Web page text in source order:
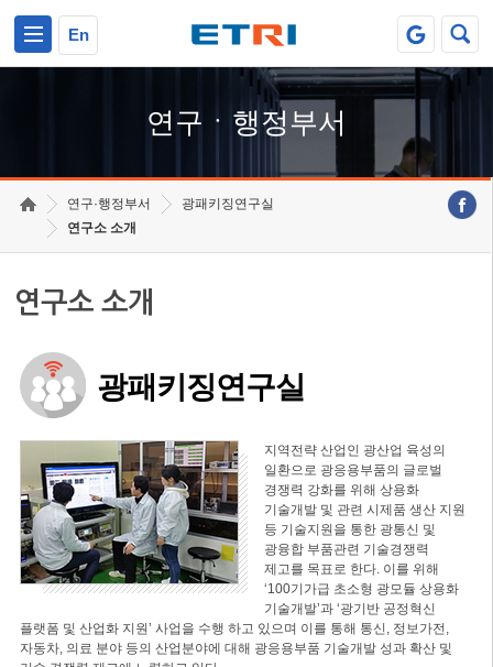
En
연구ㆍ행정부서
연구·행정부서
광패키징연구실
연구소 소개
연구소 소개
광패키징연구실
지역전략 산업인 광산업 육성의
일환으로 광응용부품의 글로벌
경쟁력 강화를 위해 상용화
기술개발 및 관련 시제품 생산 지원
등 기술지원을 통한 광통신 및
광융합 부품관련 기술경쟁력
제고를 목표로 한다. 이를 위해
‘100기가급 초소형 광모듈 상용화
기술개발’과 ‘광기반 공정혁신
플랫폼 및 산업화 지원’ 사업을 수행 하고 있으며 이를 통해 통신, 정보가전,
자동차, 의료 분야 등의 산업분야에 대해 광응용부품 기술개발 성과 확산 및